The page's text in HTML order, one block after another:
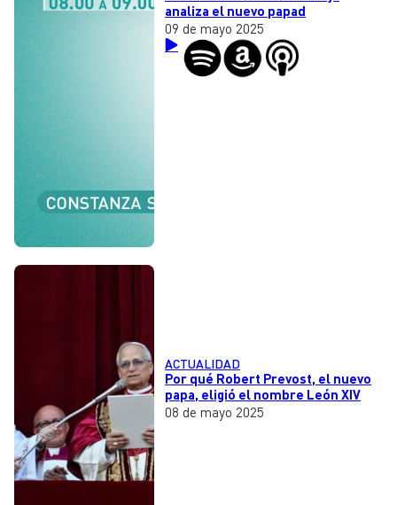
analiza el nuevo papad
09 de mayo 2025
ACTUALIDAD
Por qué Robert Prevost, el nuevo
papa, eligió el nombre León XIV
08 de mayo 2025